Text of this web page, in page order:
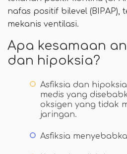
nafas positif bilevel (BIPAP),
mekanis ventilasi.
Apa kesamaan
dan hipoksia?
Asfiksia dan
medis yang
oksigen yang tidak
jaringan.
Asfiksia